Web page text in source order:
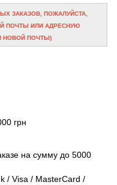
ЗАКАЗОВ, ПОЖАЛУЙСТА,
ПОЧТЫ ИЛИ АДРЕСНУЮ
НОВОЙ ПОЧТЫ)
на сумму до 5000
/ Visa / MasterCard /